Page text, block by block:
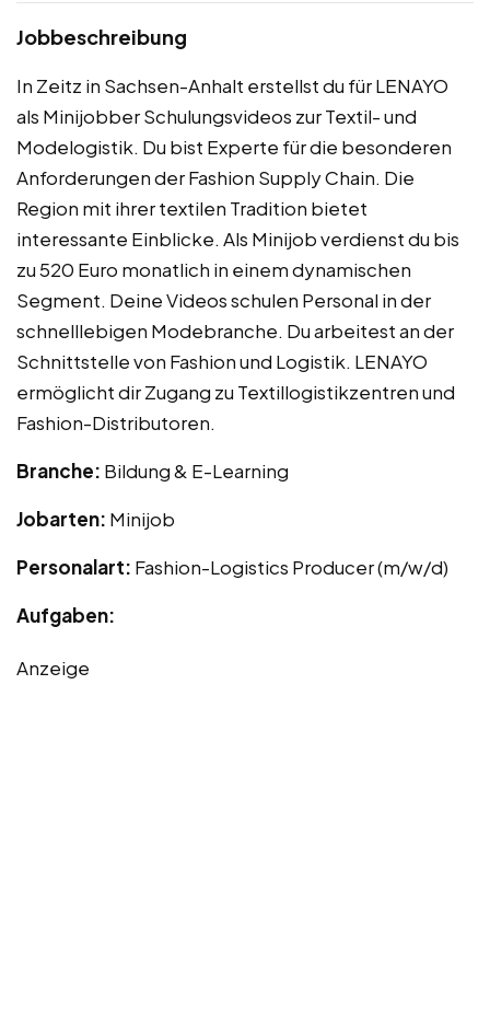
Jobbeschreibung
In Zeitz in Sachsen-Anhalt erstellst du für LENAYO
als Minijobber Schulungsvideos zur Textil- und
Modelogistik. Du bist Experte für die besonderen
Anforderungen der Fashion Supply Chain. Die
Region mit ihrer textilen Tradition bietet
interessante Einblicke. Als Minijob verdienst du bis
zu 520 Euro monatlich in einem dynamischen
Segment. Deine Videos schulen Personal in der
schnelllebigen Modebranche. Du arbeitest an der
Schnittstelle von Fashion und Logistik. LENAYO
ermöglicht dir Zugang zu Textillogistikzentren und
Fashion-Distributoren.
Branche: Bildung & E-Learning
Jobarten: Minijob
Personalart: Fashion-Logistics Producer (m/w/d)
Aufgaben:
Anzeige